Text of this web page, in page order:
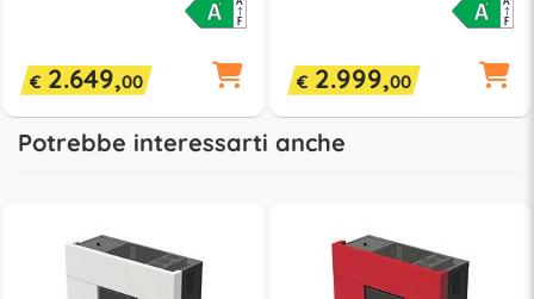
€ 2.649,00 € 2.999,00
Potrebbe interessarti anche